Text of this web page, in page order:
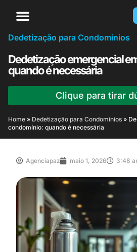
Dedetização para Condominios
Dedetização emergencial
quando é necessária
Clique para tirar
Home » Dedetização para Condominios »
condomínio: quando é necessária
Agenciapaz maio 1, 2026 3:48